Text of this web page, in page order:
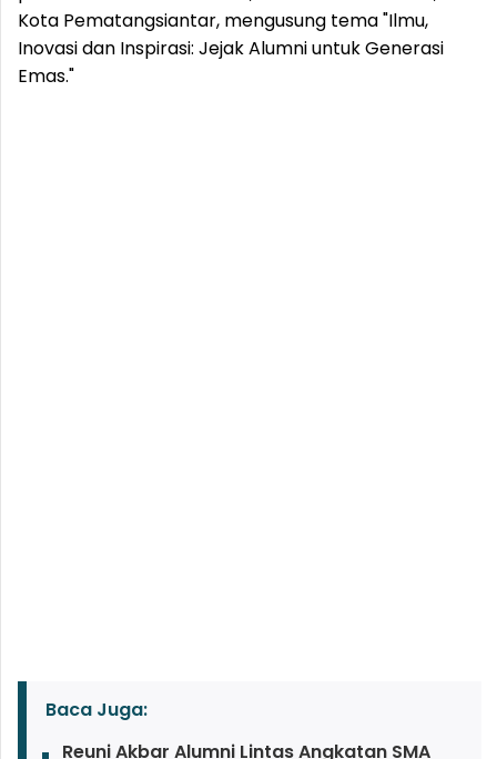
Kota Pematangsiantar, mengusung tema "Ilmu,
Inovasi dan Inspirasi: Jejak Alumni untuk Generasi
Emas."
Baca Juga:
Reuni Akbar Alumni Lintas Angkatan SMA